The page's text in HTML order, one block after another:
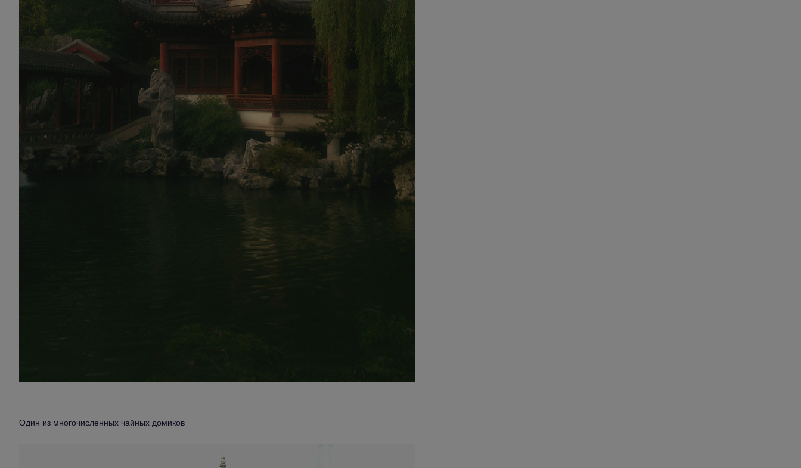
Один из многочисленных чайных домиков